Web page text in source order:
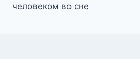
человеком во сне